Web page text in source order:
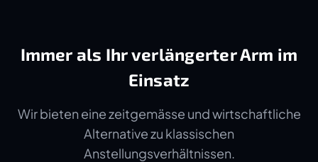
Immer als Ihr verlängerter Arm im
Einsatz
Wir bieten eine zeitgemässe und wirtschaftliche
Alternative zu klassischen
Anstellungsverhältnissen.